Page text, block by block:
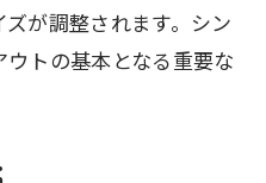
が調整されます。シン
トの基本となる重要な